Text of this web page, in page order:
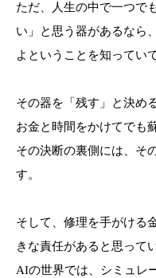
ただ、人生の中で一つで
い」と思う器があるなら
よということを知ってい
その器を「残す」と決め
お金と時間をかけてでも
その決断の裏側には、そ
す。
そして、修理を手がける
きな責任があると思って
AIの世界では、シミュレ